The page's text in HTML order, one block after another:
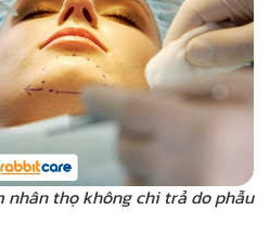
nhân thọ không chi trả do phẫu